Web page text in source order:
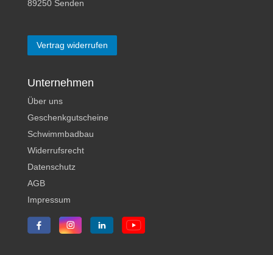
89250 Senden
Vertrag widerrufen
Unternehmen
Über uns
Geschenkgutscheine
Schwimmbadbau
Widerrufsrecht
Datenschutz
AGB
Impressum